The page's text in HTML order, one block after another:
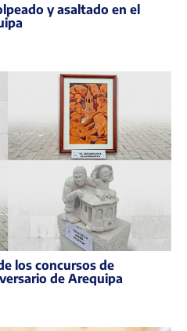
y asaltado en el
los concursos de
de Arequipa